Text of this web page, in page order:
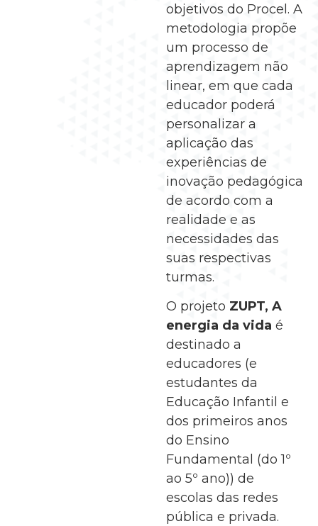
objetivos do Procel. A
metodologia propõe
um processo de
aprendizagem não
linear, em que cada
educador poderá
personalizar a
aplicação das
experiências de
inovação pedagógica
de acordo com a
realidade e as
necessidades das
suas respectivas
turmas.
O projeto ZUPT, A
energia da vida é
destinado a
educadores (e
estudantes da
Educação Infantil e
dos primeiros anos
do Ensino
Fundamental (do 1º
ao 5º ano)) de
escolas das redes
pública e privada.